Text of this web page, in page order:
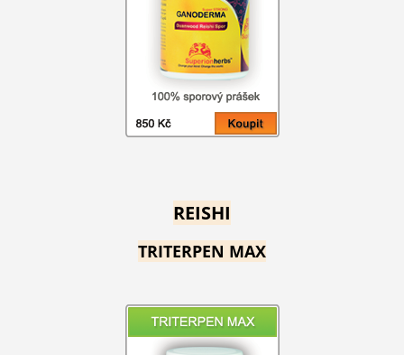
REISHI
TRITERPEN MAX